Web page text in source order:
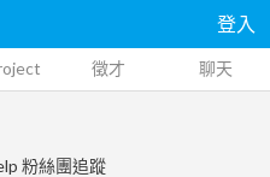
登入
徵才 聊天
粉絲團追蹤